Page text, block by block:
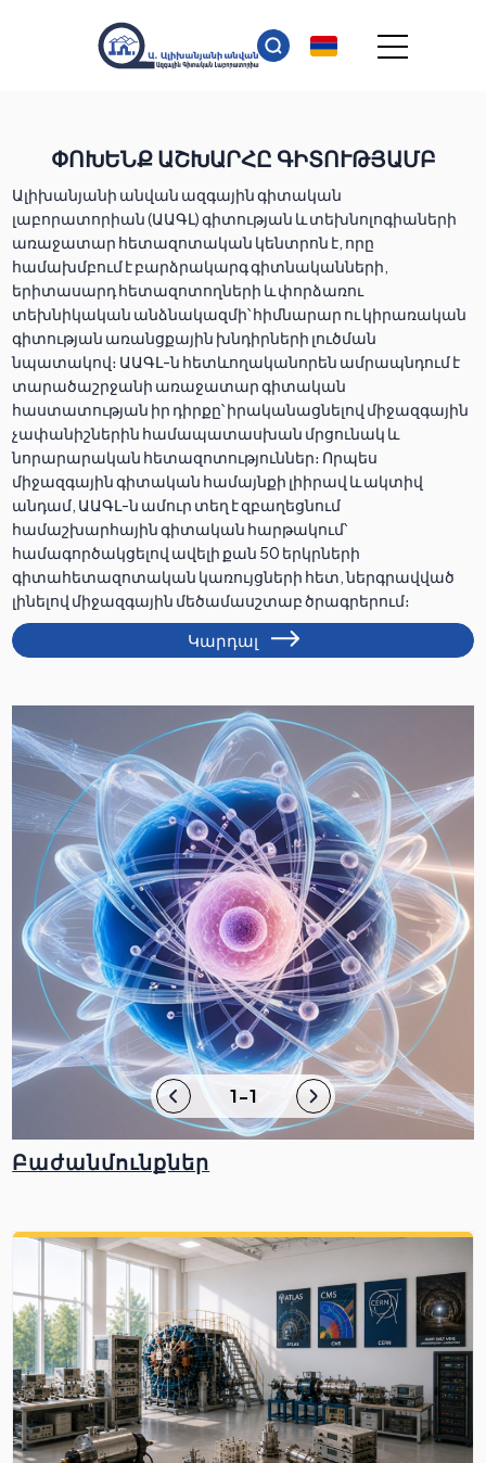
ՓՈԽԵՆՔ ԱՇԽԱՐՀԸ ԳԻՏՈՒԹՅԱՄԲ
Ալիխանյանի անվան ազգային գիտական
լաբորատորիան (ԱԱԳԼ) գիտության և տեխնոլոգիաների
առաջատար հետազոտական կենտրոն է, որը
համախմբում է բարձրակարգ գիտնականների,
երիտասարդ հետազոտողների և փորձառու
տեխնիկական անձնակազմի՝ հիմնարար ու կիրառական
գիտության առանցքային խնդիրների լուծման
նպատակով։ ԱԱԳԼ-ն հետևողականորեն ամրապնդում է
տարածաշրջանի առաջատար գիտական
հաստատության իր դիրքը՝ իրականացնելով միջազգային
չափանիշներին համապատասխան մրցունակ և
նորարարական հետազոտություններ։ Որպես
միջազգային գիտական համայնքի լիիրավ և ակտիվ
անդամ, ԱԱԳԼ-ն ամուր տեղ է զբաղեցնում
համաշխարհային գիտական հարթակում՝
համագործակցելով ավելի քան 50 երկրների
գիտահետազոտական կառույցների հետ, ներգրավված
լինելով միջազգային մեծամասշտաբ ծրագրերում։
Կարդալ
1-1
Բաժանմունքներ